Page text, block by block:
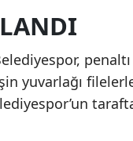
yuvarlağı